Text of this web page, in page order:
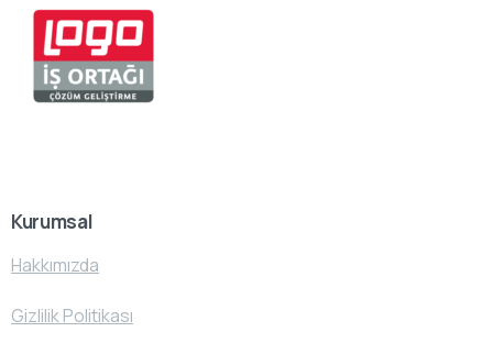
Kurumsal
Hakkımızda
Gizlilik Politikası